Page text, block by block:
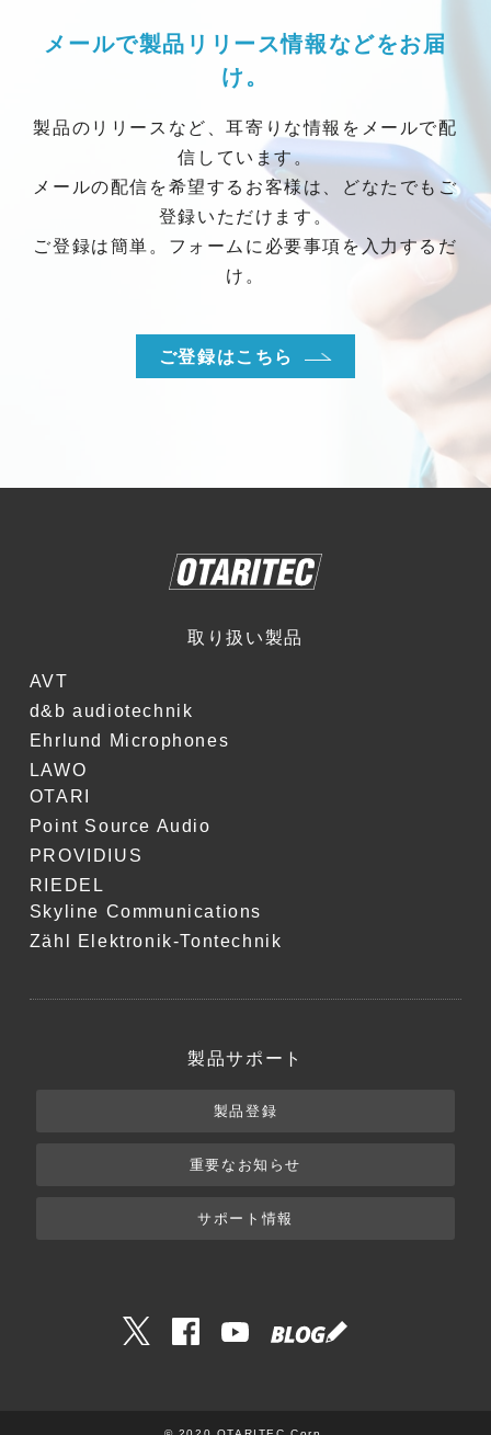
メールで製品リリース情報などをお届
け。
製品のリリースなど、耳寄りな情報をメールで配
信しています。
メールの配信を希望するお客様は、どなたでもご
登録いただけます。
ご登録は簡単。フォームに必要事項を入力するだ
け。
ご登録はこちら
取り扱い製品
AVT
d&b audiotechnik
Ehrlund Microphones
LAWO
OTARI
Point Source Audio
PROVIDIUS
RIEDEL
Skyline Communications
Zähl Elektronik-Tontechnik
製品サポート
製品登録
重要なお知らせ
サポート情報